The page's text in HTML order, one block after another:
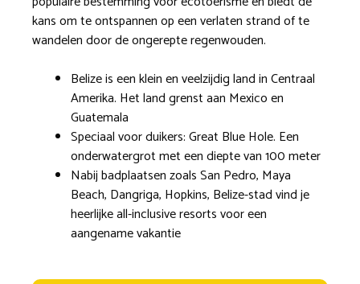
kans om te ontspannen op een verlaten strand of te
wandelen door de ongerepte regenwouden.
Belize is een klein en veelzijdig land in Centraal
Amerika. Het land grenst aan Mexico en
Guatemala
Speciaal voor duikers: Great Blue Hole. Een
onderwatergrot met een diepte van 100 meter
Nabij badplaatsen zoals San Pedro, Maya
Beach, Dangriga, Hopkins, Belize-stad vind je
heerlijke all-inclusive resorts voor een
aangename vakantie